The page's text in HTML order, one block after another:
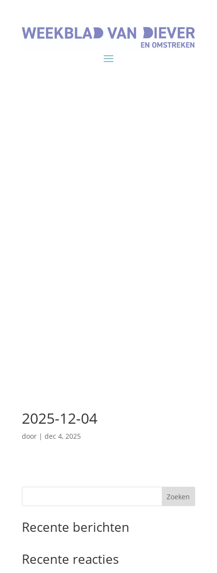
2025-12-04
door | dec 4, 2025
Zoeken
Recente berichten
Recente reacties